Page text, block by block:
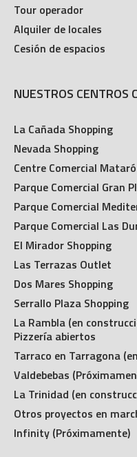
Tour operador
Alquiler de locales
Cesión de espacios
NUESTROS CENTROS
La Cañada Shopping
Nevada Shopping
Centre Comercial
Parque Comercial Gran
Parque Comercial
Parque Comercial Las
El Mirador Shopping
Las Terrazas Outlet
Dos Mares Shopping
Serrallo Plaza Shopping
La Rambla (en
Pizzería abiertos
Tarraco en Tarragona
Valdebebas
La Trinidad (en
Otros proyectos en
Infinity (Próximamente)